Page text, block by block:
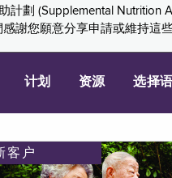
劃 (Supplemental Nutrition
謝您願意分享申請或維持
计划 资源 选择
客户